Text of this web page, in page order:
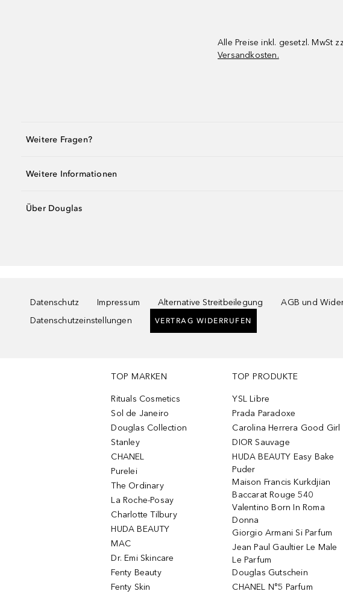
Alle Preise inkl. gesetzl. MwSt
Versandkosten.
Weitere Fragen?
Weitere Informationen
Über Douglas
Datenschutz Impressum Alternative Streitbeilegung
AGB und
Datenschutzeinstellungen
VERTRAG WIDERRUFEN
TOP MARKEN
Rituals Cosmetics
Sol de Janeiro
Douglas Collection
Stanley
CHANEL
Purelei
The Ordinary
La Roche-Posay
Charlotte Tilbury
HUDA BEAUTY
MAC
Dr. Emi Skincare
Fenty Beauty
Fenty Skin
TOP PRODUKTE
YSL Libre
Prada Paradoxe
Carolina Herrera Good Girl
DIOR Sauvage
HUDA BEAUTY Easy Bake
Puder
Maison Francis Kurkdjian
Baccarat Rouge 540
Valentino Born In Roma
Donna
Giorgio Armani Si Parfum
Jean Paul Gaultier Le Male
Le Parfum
Douglas Gutschein
CHANEL N°5 Parfum